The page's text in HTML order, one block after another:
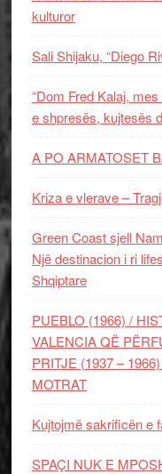
kulturor
Sali Shijaku, “Diego
“Dom Fred Kalaj,
e shpresës, kujtesës
A PO ARMATOSET
Kriza e vlerave –
Green Coast sjell
Një destinacion i ri
Shqiptare
PUEBLO (1966) /
VALENCIA QË
PRITJE (1937 –
MOTRAT
Kujtojmë sakrificën e
SPAÇI NUK E